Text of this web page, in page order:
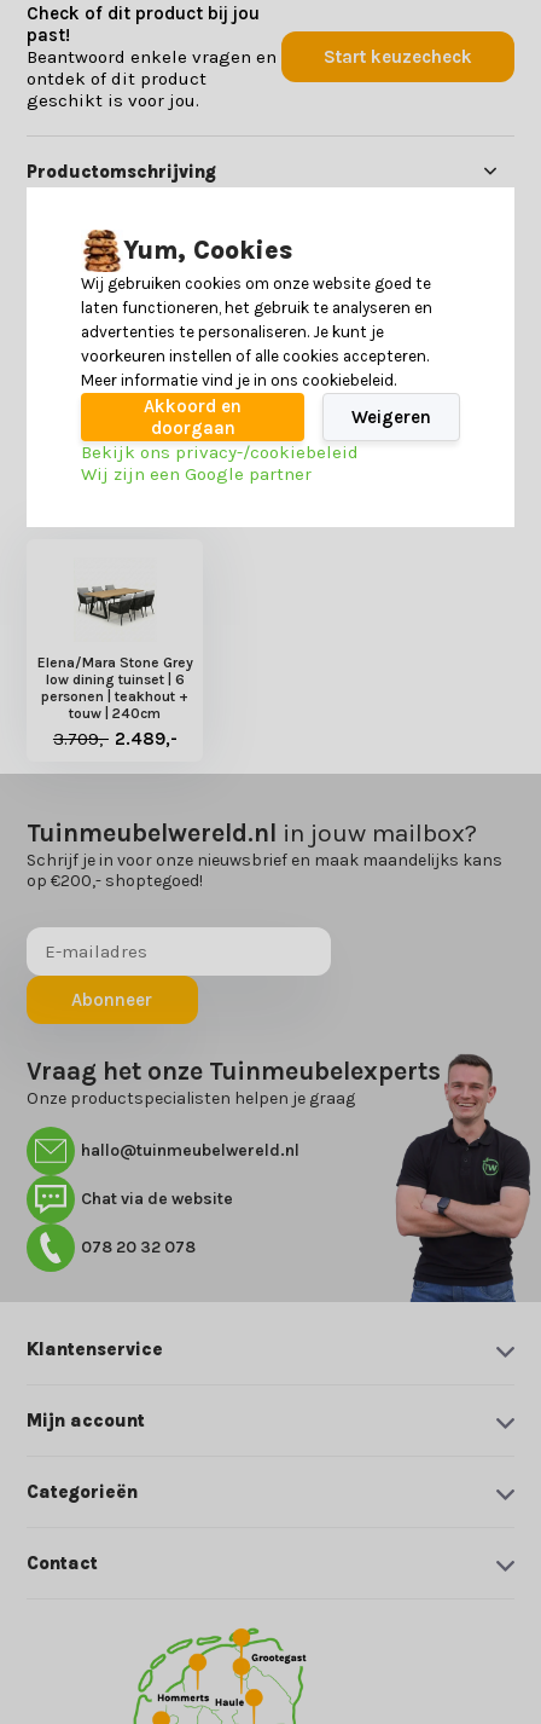
Check of dit product bij jou
past!
Beantwoord enkele vragen en
ontdek of dit product
geschikt is voor jou.
Start keuzecheck
Productomschrijving
Specificaties
Reviews
Heb je nog interesse in deze recent bekeken
Elena/Mara Stone Grey
low dining tuinset | 6
personen | teakhout +
touw | 240cm
3.709,- 2.489,-
Tuinmeubelwereld.nl in jouw mailbox?
Schrijf je in voor onze nieuwsbrief en maak maandelijks kans
op €200,- shoptegoed!
Abonneer
Vraag het onze Tuinmeubelexperts
Onze productspecialisten helpen je graag
hallo@tuinmeubelwereld.nl
Chat via de website
078 20 32 078
Klantenservice
Mijn account
Categorieën
Contact
Yum, Cookies
Wij gebruiken cookies om onze website goed te
laten functioneren, het gebruik te analyseren en
advertenties te personaliseren. Je kunt je
voorkeuren instellen of alle cookies accepteren.
Meer informatie vind je in ons cookiebeleid.
Akkoord en
doorgaan
Weigeren
Bekijk ons privacy-/cookiebeleid
Wij zijn een Google partner